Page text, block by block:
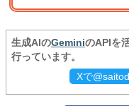
生成AIのGeminiのAPIを
行っています。
Xで